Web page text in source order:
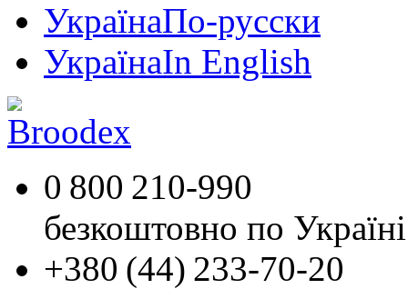
УкраїнаПо-русски
УкраїнаIn English
0 800 210-990
безкоштовно по Україні
+380 (44) 233-70-20